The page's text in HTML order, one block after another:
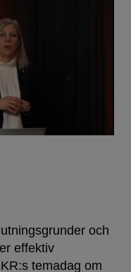
och
effektiv
temadag om